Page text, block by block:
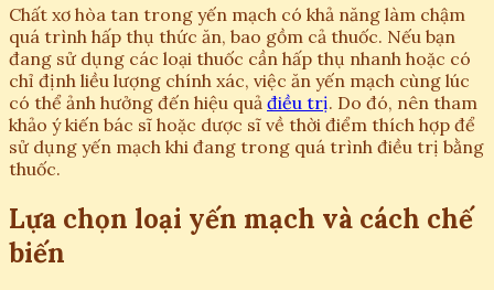
Chất xơ hòa tan trong yến mạch có khả năng làm chậm
quá trình hấp thụ thức ăn, bao gồm cả thuốc. Nếu bạn
đang sử dụng các loại thuốc cần hấp thụ nhanh hoặc có
chỉ định liều lượng chính xác, việc ăn yến mạch cùng lúc
có thể ảnh hưởng đến hiệu quả điều trị. Do đó, nên tham
khảo ý kiến bác sĩ hoặc dược sĩ về thời điểm thích hợp để
sử dụng yến mạch khi đang trong quá trình điều trị bằng
thuốc.
Lựa chọn loại yến mạch và cách chế
biến